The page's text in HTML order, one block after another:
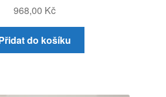
968,00 Kč
do košíku